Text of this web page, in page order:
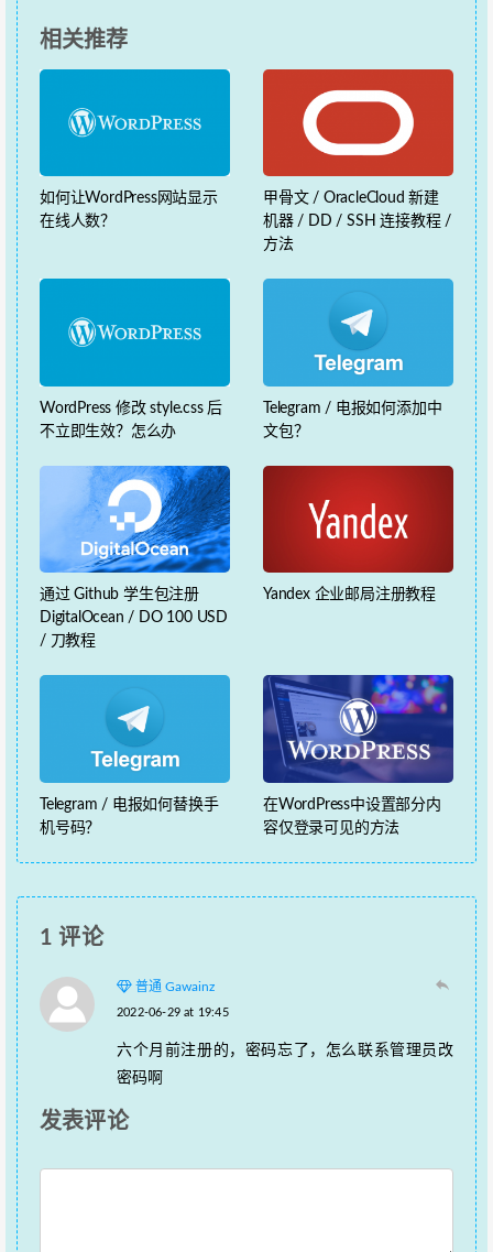
相关推荐
如何让WordPress网站显示
在线人数？
甲骨文 / OracleCloud 新建
机器 / DD / SSH 连接教程 /
方法
WordPress 修改 style.css 后
不立即生效？怎么办
Telegram / 电报如何添加中
文包？
通过 Github 学生包注册
DigitalOcean / DO 100 USD
/ 刀教程
Yandex 企业邮局注册教程
Telegram / 电报如何替换手
机号码？
在WordPress中设置部分内
容仅登录可见的方法
1 评论
普通 Gawainz
2022-06-29 at 19:45
六个月前注册的，密码忘了，怎么联系管理员改
密码啊
发表评论